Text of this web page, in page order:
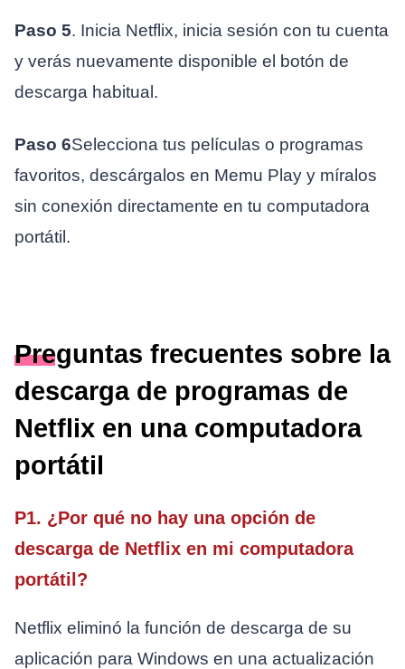
Paso 5. Inicia Netflix, inicia sesión con tu cuenta
y verás nuevamente disponible el botón de
descarga habitual.
Paso 6Selecciona tus películas o programas
favoritos, descárgalos en Memu Play y míralos
sin conexión directamente en tu computadora
portátil.
Preguntas frecuentes sobre la
descarga de programas de
Netflix en una computadora
portátil
P1. ¿Por qué no hay una opción de
descarga de Netflix en mi computadora
portátil?
Netflix eliminó la función de descarga de su
aplicación para Windows en una actualización